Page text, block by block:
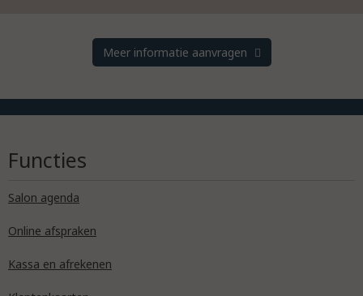
Meer informatie aanvragen
Functies
Salon agenda
Online afspraken
Kassa en afrekenen